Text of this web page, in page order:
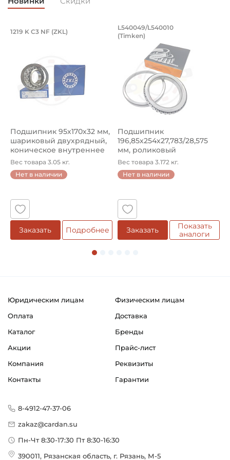
Запасные части KABAT для сельхозтехники
Подшипник 95х170х32 мм, шариковый
Подшипник 95х170х32 мм, шариковый двухрядный,
1219 K C3 NF (ZKL)
Подшипник 95х170х32 мм,
шариковый двухрядный,
коническое внутреннее
кол...
Вес товара 3.05 кг.
Нет в наличии
Заказать Подробнее
Подшипник
Подшипник
L540049/L540010
(Timken)
Подшипник
196,85х254х27,783/28,575
мм, роликовый
однорядный конический
...
Вес товара 3.172 кг.
Нет в наличии
Заказать
Показать
аналоги
Юридическим лицам
Физическим лицам
Оплата
Доставка
Каталог
Бренды
Акции
Прайс-лист
Компания
Реквизиты
Контакты
Гарантии
8-4912-47-37-06
zakaz@cardan.su
Пн-Чт 8:30-17:30 Пт 8:30-16:30
390011, Рязанская область, г. Рязань, М-5